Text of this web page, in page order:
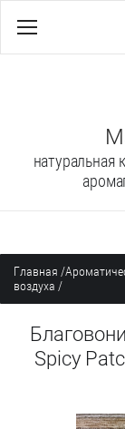
натуральная
Главная /
воздуха /
Spicy